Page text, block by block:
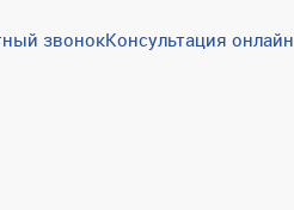
звонокКонсультация онлайн